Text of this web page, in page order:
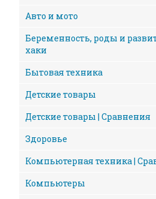
Авто и мото
Беременность, роды и
хаки
Бытовая техника
Детские товары
Детские товары | Сравнения
Здоровье
Компьютерная техника |
Компьютеры